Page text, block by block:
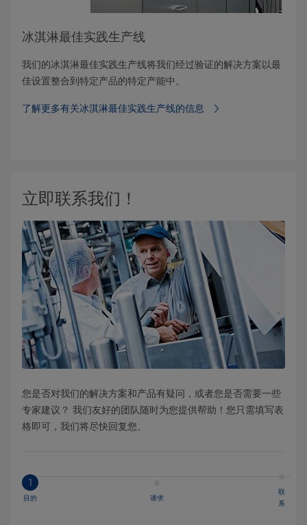
冰淇淋最佳实践生产线
我们的冰淇淋最佳实践生产线将我们经过验证的解决方案以最
佳设置整合到特定产品的特定产能中。
了解更多有关冰淇淋最佳实践生产线的信息
立即联系我们！
您是否对我们的解决方案和产品有疑问，或者您是否需要一些
专家建议？ 我们友好的团队随时为您提供帮助！您只需填写表
格即可，我们将尽快回复您。
1
目的 请求
联
系